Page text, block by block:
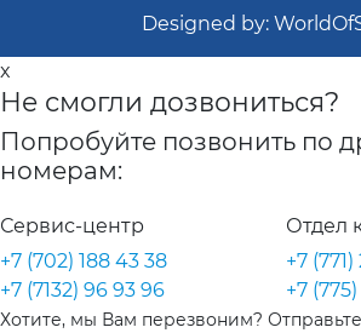
Designed by:
x
Не смогли дозвониться?
Попробуйте позвонить по
номерам:
Сервис-центр
+7 (702) 188 43 38
+7 (7132) 96 93 96
Отдел
+7
+7
Хотите, мы Вам перезвоним?